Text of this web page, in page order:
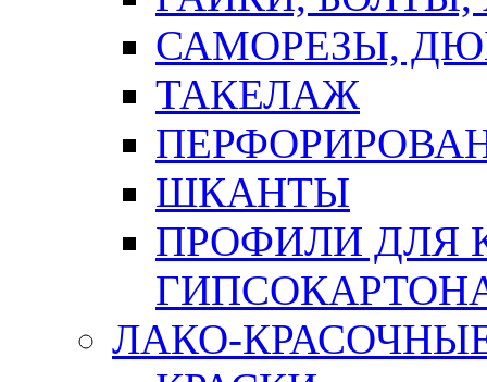
САМОРЕЗЫ,
ТАКЕЛАЖ
ШКАНТЫ
ПРОФИЛИ ДЛЯ
ЛАКО-